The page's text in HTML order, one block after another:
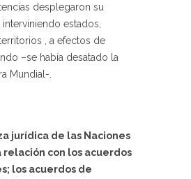
desplegaron su
estados,
, a efectos de
–se había desatado la
Mundial-.
jurídica de las Naciones
relación con los acuerdos
los acuerdos de